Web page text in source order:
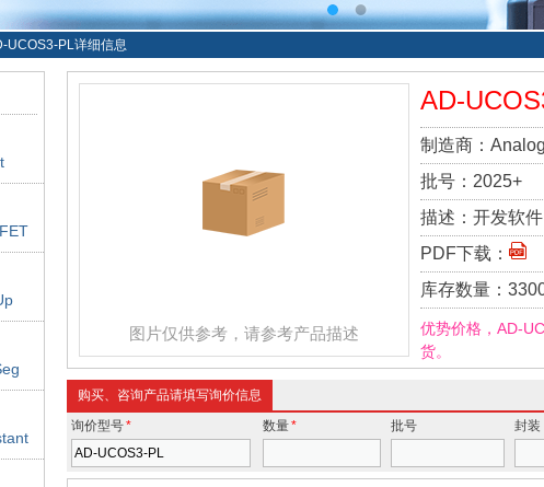
UCOS3-PL详细信息
图片仅供参考，请参考产品描述
AD-
制造商：
批号： 2025+
描述： 开发软
PDF下载：
库存数量：
优势价格，AD-
货。
购买、咨询产品请填写询价信息
询价型号* 数量* 批号 封装